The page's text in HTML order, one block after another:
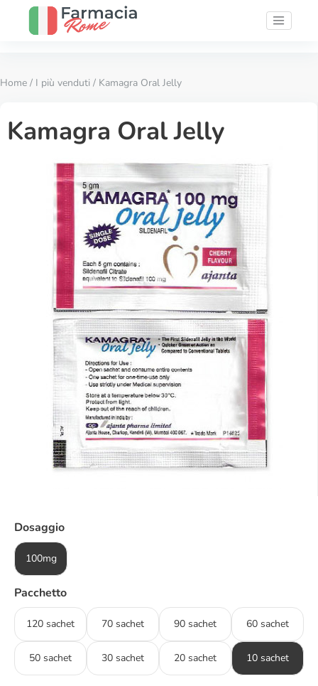
Home / I più venduti / Kamagra Oral Jelly
Kamagra Oral Jelly
Dosaggio
100mg
Pacchetto
120 sachet 70 sachet 90 sachet 60 sachet
50 sachet 30 sachet 20 sachet 10 sachet